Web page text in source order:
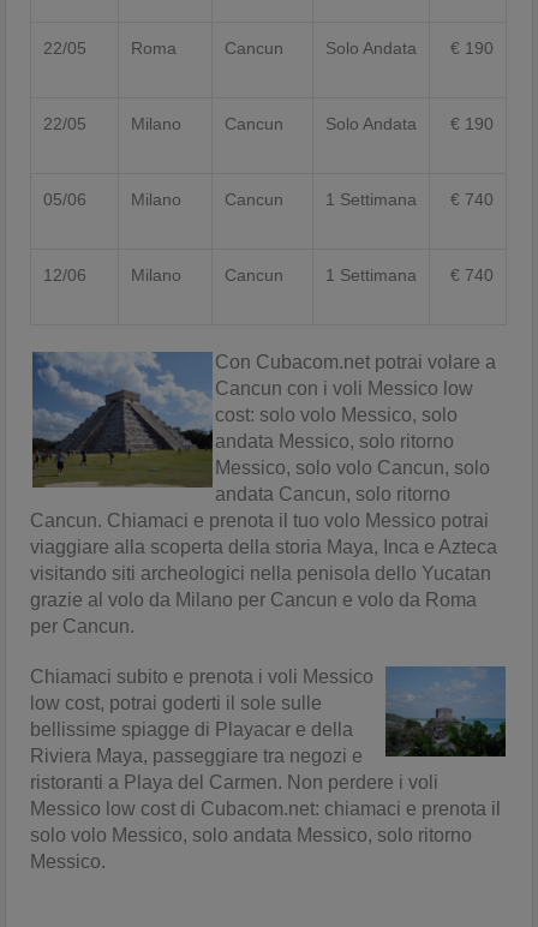
22/05 Roma Cancun Solo Andata € 190
22/05 Milano Cancun Solo Andata € 190
05/06 Milano Cancun 1 Settimana € 740
12/06 Milano Cancun 1 Settimana € 740
Con Cubacom.net potrai volare a
Cancun con i voli Messico low
cost: solo volo Messico, solo
andata Messico, solo ritorno
Messico, solo volo Cancun, solo
andata Cancun, solo ritorno
Cancun. Chiamaci e prenota il tuo volo Messico potrai
viaggiare alla scoperta della storia Maya, Inca e Azteca
visitando siti archeologici nella penisola dello Yucatan
grazie al volo da Milano per Cancun e volo da Roma
per Cancun.
Chiamaci subito e prenota i voli Messico
low cost, potrai goderti il sole sulle
bellissime spiagge di Playacar e della
Riviera Maya, passeggiare tra negozi e
ristoranti a Playa del Carmen. Non perdere i voli
Messico low cost di Cubacom.net: chiamaci e prenota il
solo volo Messico, solo andata Messico, solo ritorno
Messico.